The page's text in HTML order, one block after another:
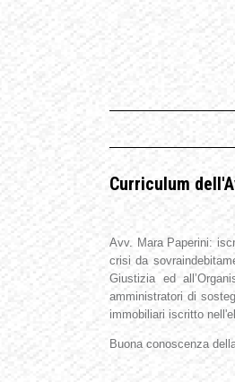
Curriculum
Avv. Mara Paperini:
crisi da
Giustizia ed
amministratori di
immobiliari iscritto
Buona conoscenza